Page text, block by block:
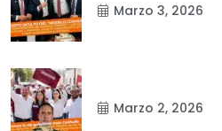
Marzo 3, 2026
Marzo 2, 2026